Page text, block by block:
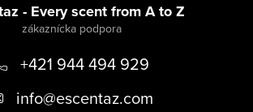
- Every scent from A to Z
+421 944 494 929
info@escentaz.com